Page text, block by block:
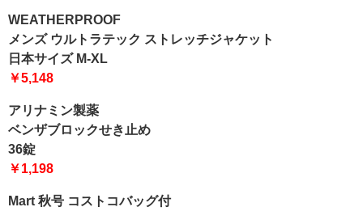
WEATHERPROOF
メンズ ウルトラテック ストレッチジャケット
日本サイズ M-XL
￥5,148
アリナミン製薬
ベンザブロックせき止め
36錠
￥1,198
Mart 秋号 コストコバッグ付